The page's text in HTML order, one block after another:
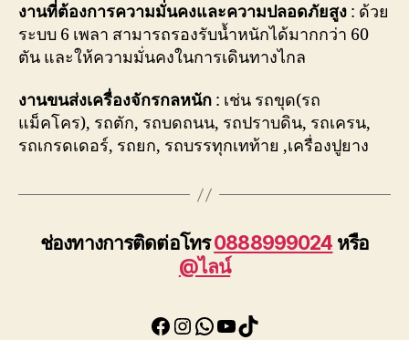
งานที่ต้องการความมั่นคงและความปลอดภัยสูง : ด้วย
ระบบ 6 เพลา สามารถรองรับน้ำหนักได้มากกว่า 60
ตัน และให้ความมั่นคงในการเดินทางไกล
งานขนส่งเครื่องจักรกลหนัก : เช่น รถขุด(รถ
แม็คโคร), รถตัก, รถบดถนน, รถปราบดิน, รถเครน,
รถเกรดเดอร์, รถยก, รถบรรทุกเทท้าย ,เครื่องปูยาง
ช่องทางการติดต่อโทร0888999024 หรือ
@ไลน์
Facebook
Instagram
WhatsApp
YouTube
TikTok